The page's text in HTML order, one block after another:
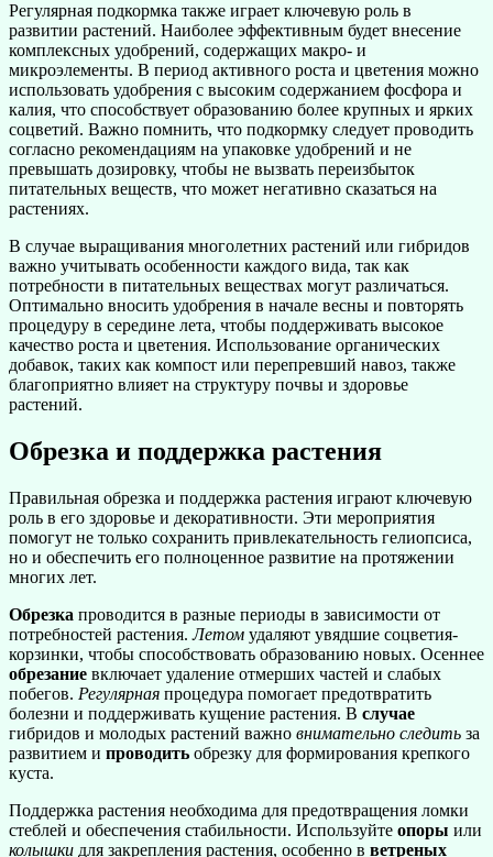
Регулярная подкормка также играет ключевую роль в
развитии растений. Наиболее эффективным будет внесение
комплексных удобрений, содержащих макро- и
микроэлементы. В период активного роста и цветения можно
использовать удобрения с высоким содержанием фосфора и
калия, что способствует образованию более крупных и ярких
соцветий. Важно помнить, что подкормку следует проводить
согласно рекомендациям на упаковке удобрений и не
превышать дозировку, чтобы не вызвать переизбыток
питательных веществ, что может негативно сказаться на
растениях.
В случае выращивания многолетних растений или гибридов
важно учитывать особенности каждого вида, так как
потребности в питательных веществах могут различаться.
Оптимально вносить удобрения в начале весны и повторять
процедуру в середине лета, чтобы поддерживать высокое
качество роста и цветения. Использование органических
добавок, таких как компост или перепревший навоз, также
благоприятно влияет на структуру почвы и здоровье
растений.
Обрезка и поддержка растения
Правильная обрезка и поддержка растения играют ключевую
роль в его здоровье и декоративности. Эти мероприятия
помогут не только сохранить привлекательность гелиопсиса,
но и обеспечить его полноценное развитие на протяжении
многих лет.
Обрезка проводится в разные периоды в зависимости от
потребностей растения.Летом удаляют увядшие соцветия-
корзинки, чтобы способствовать образованию новых. Осеннее
обрезание включает удаление отмерших частей и слабых
побегов. Регулярная процедура помогает предотвратить
болезни и поддерживать кущение растения. В случае
гибридов и молодых растений важно внимательно следить за
развитием и проводить обрезку для формирования крепкого
куста.
Поддержка растения необходима для предотвращения ломки
стеблей и обеспечения стабильности. Используйте опоры или
колышки для закрепления растения, особенно в ветреных